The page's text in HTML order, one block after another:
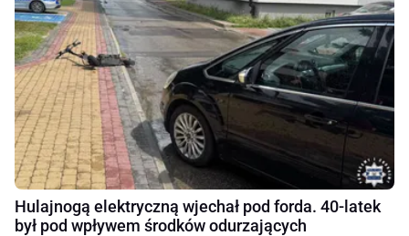
Hulajnogą elektryczną wjechał pod forda. 40-latek
był pod wpływem środków odurzających